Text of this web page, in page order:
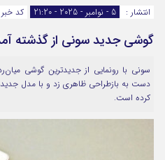
انتشار :
5 - نوامبر - 2025 - 21:20 کد
گوشی جدید سونی از گذشته
دست به بازطراحی ظاهری زد و با مدل
کرده است.